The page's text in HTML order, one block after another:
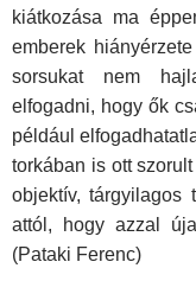
kiátkozása ma
emberek
sorsukat nem
elfogadni, hogy ők
például
torkában is ott
ob­jektív, tárgyilagos
attól, hogy azzal
(Pataki Ferenc)